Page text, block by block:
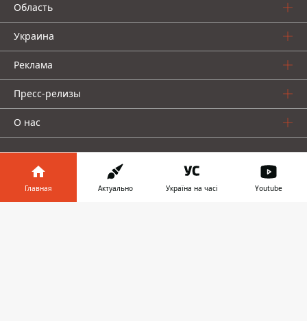
Область
Украина
Реклама
Пресс-релизы
О нас
Главная Актуально Україна на часі Youtube